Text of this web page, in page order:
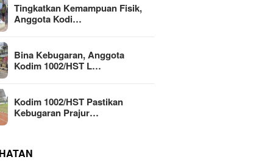
Tingkatkan Kemampuan Fisik,
Anggota Kodi…
Bina Kebugaran, Anggota
Kodim 1002/HST L…
Kodim 1002/HST Pastikan
Kebugaran Prajur…